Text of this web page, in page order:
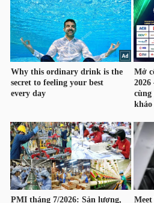
Bài
viết
của
tác
giả
Báo
cáo
phân
tích